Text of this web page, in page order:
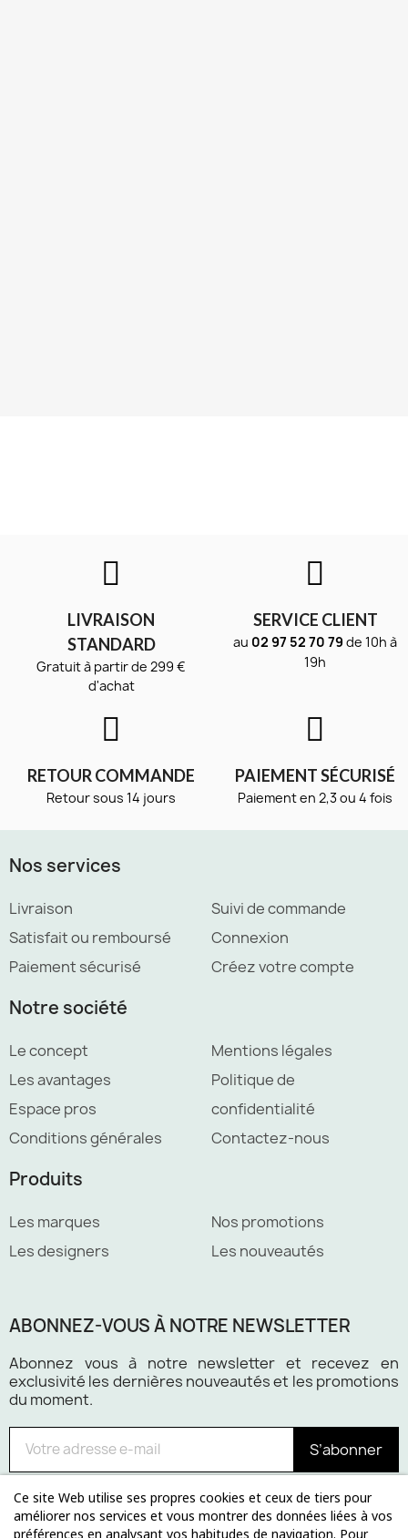
LIVRAISON
STANDARD
Gratuit à partir de 299 €
d'achat
SERVICE CLIENT
au 02 97 52 70 79 de 10h à
19h
RETOUR COMMANDE
Retour sous 14 jours
PAIEMENT SÉCURISÉ
Paiement en 2,3 ou 4 fois
Nos services
Livraison
Satisfait ou remboursé
Paiement sécurisé
Suivi de commande
Connexion
Créez votre compte
Notre société
Le concept
Les avantages
Espace pros
Conditions générales
Mentions légales
Politique de
confidentialité
Contactez-nous
Produits
Les marques
Les designers
Nos promotions
Les nouveautés
ABONNEZ-VOUS À NOTRE NEWSLETTER
Abonnez vous à notre newsletter et recevez en
exclusivité les dernières nouveautés et les promotions
du moment.
S’abonner
Ce site Web utilise ses propres cookies et ceux de tiers pour
améliorer nos services et vous montrer des données liées à vos
préférences en analysant vos habitudes de navigation. Pour